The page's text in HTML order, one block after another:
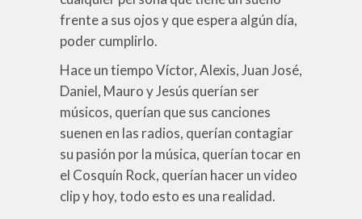
frente a sus ojos y que espera algún día,
poder cumplirlo.
Hace un tiempo Víctor, Alexis, Juan José,
Daniel, Mauro y Jesús querían ser
músicos, querían que sus canciones
suenen en las radios, querían contagiar
su pasión por la música, querían tocar en
el Cosquín Rock, querían hacer un video
clip y hoy, todo esto es una realidad.